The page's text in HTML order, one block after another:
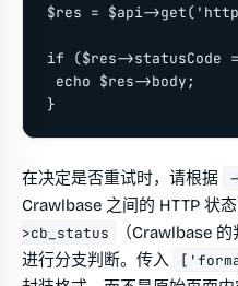
$res = $api-
if ($res->statusCode
echo $res->body;
}
在决定是否重试时，请根据
Crawlbase 之间的 HTTP 状
>cb_status
（Crawlbase
进行分支判断。传入